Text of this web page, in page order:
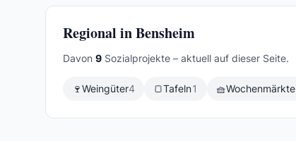
Regional in Bensheim
Davon 9 Sozialprojekte – aktuell auf dieser Seite.
🍷Weingüter4 🍞Tafeln1 🧺Wochenmärkte